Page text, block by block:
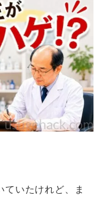
ていたけれど、ま